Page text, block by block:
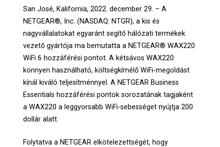
San José, Kalifornia, 2022. december 29. – A
NETGEAR®, Inc. (NASDAQ: NTGR), a kis és
nagyvállalatokat egyaránt segítő hálózati termékek
vezető gyártója ma bemutatta a NETGEAR® WAX220
WiFi 6 hozzáférési pontot. A kétsávos WAX220
könnyen használható, költségkímélő WiFi-megoldást
kínál kiváló teljesítménnyel. A NETGEAR Business
Essentials hozzáférési pontok sorozatának tagjaként
a WAX220 a leggyorsabb WiFi-sebességet nyújtja 200
dollár alatt.
Folytatva a NETGEAR elkötelezettségét, hogy